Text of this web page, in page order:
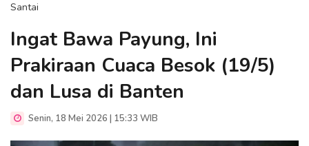
Santai
Ingat Bawa Payung, Ini
Prakiraan Cuaca Besok (19/5)
dan Lusa di Banten
Senin, 18 Mei 2026 | 15:33 WIB